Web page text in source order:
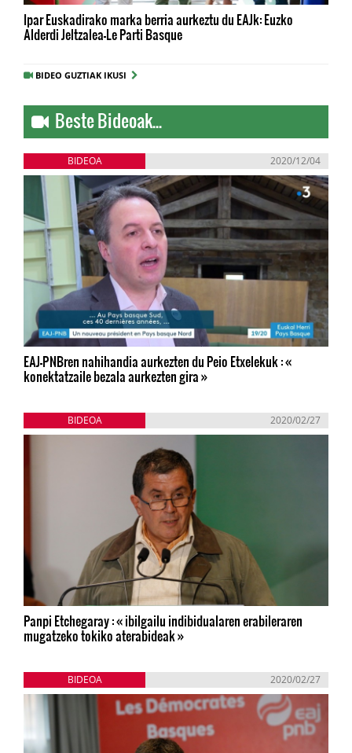
Ipar Euskadirako marka berria aurkeztu du EAJk: Euzko
Alderdi Jeltzalea-Le Parti Basque
BIDEO GUZTIAK IKUSI
Beste Bideoak...
BIDEOA 2020/12/04
EAJ-PNBren nahihandia aurkezten du Peio Etxelekuk : «
konektatzaile bezala aurkezten gira »
BIDEOA 2020/02/27
Panpi Etchegaray : « ibilgailu indibidualaren erabileraren
mugatzeko tokiko aterabideak »
BIDEOA 2020/02/27